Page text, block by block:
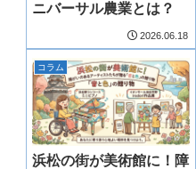
ニバーサル農業とは？
2026.06.18
コラム
浜松の街が美術館に！障